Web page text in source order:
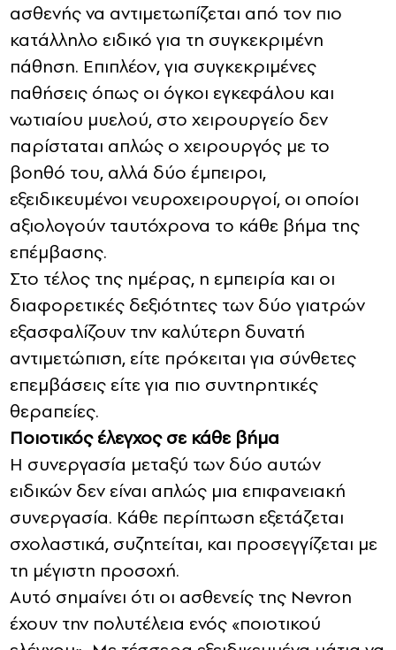
ασθενής να αντιμετωπίζεται από τον πιο
κατάλληλο ειδικό για τη συγκεκριμένη
πάθηση. Επιπλέον, για συγκεκριμένες
παθήσεις όπως οι όγκοι εγκεφάλου και
νωτιαίου μυελού, στο χειρουργείο δεν
παρίσταται απλώς ο χειρουργός με το
βοηθό του, αλλά δύο έμπειροι,
εξειδικευμένοι νευροχειρουργοί, οι οποίοι
αξιολογούν ταυτόχρονα το κάθε βήμα της
επέμβασης.
Στο τέλος της ημέρας, η εμπειρία και οι
διαφορετικές δεξιότητες των δύο γιατρών
εξασφαλίζουν την καλύτερη δυνατή
αντιμετώπιση, είτε πρόκειται για σύνθετες
επεμβάσεις είτε για πιο συντηρητικές
θεραπείες.
Ποιοτικός έλεγχος σε κάθε βήμα
Η συνεργασία μεταξύ των δύο αυτών
ειδικών δεν είναι απλώς μια επιφανειακή
συνεργασία. Κάθε περίπτωση εξετάζεται
σχολαστικά, συζητείται, και προσεγγίζεται με
τη μέγιστη προσοχή.
Αυτό σημαίνει ότι οι ασθενείς της Nevron
έχουν την πολυτέλεια ενός «ποιοτικού